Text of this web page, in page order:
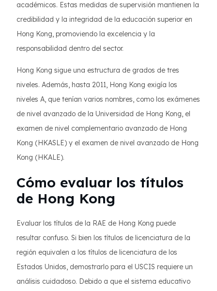
académicos. Estas medidas de supervisión mantienen la
credibilidad y la integridad de la educación superior en
Hong Kong, promoviendo la excelencia y la
responsabilidad dentro del sector.
Hong Kong sigue una estructura de grados de tres
niveles. Además, hasta 2011, Hong Kong exigía los
niveles A, que tenían varios nombres, como los exámenes
de nivel avanzado de la Universidad de Hong Kong, el
examen de nivel complementario avanzado de Hong
Kong (HKASLE) y el examen de nivel avanzado de Hong
Kong (HKALE).
Cómo evaluar los títulos
de Hong Kong
Evaluar los títulos de la RAE de Hong Kong puede
resultar confuso. Si bien los títulos de licenciatura de la
región equivalen a los títulos de licenciatura de los
Estados Unidos, demostrarlo para el USCIS requiere un
análisis cuidadoso. Debido a que el sistema educativo